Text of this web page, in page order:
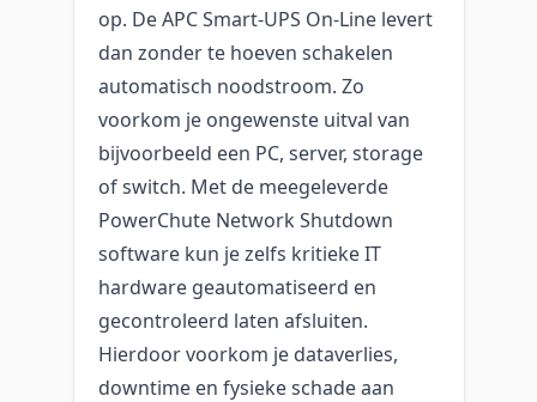
op. De APC Smart-UPS On-Line levert
dan zonder te hoeven schakelen
automatisch noodstroom. Zo
voorkom je ongewenste uitval van
bijvoorbeeld een PC, server, storage
of switch. Met de meegeleverde
PowerChute Network Shutdown
software kun je zelfs kritieke IT
hardware geautomatiseerd en
gecontroleerd laten afsluiten.
Hierdoor voorkom je dataverlies,
downtime en fysieke schade aan